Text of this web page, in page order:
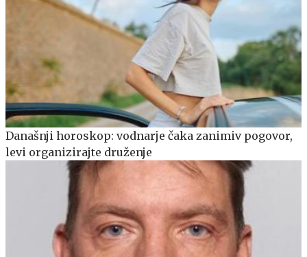
Današnji horoskop: vodnarje čaka zanimiv pogovor,
levi organizirajte druženje